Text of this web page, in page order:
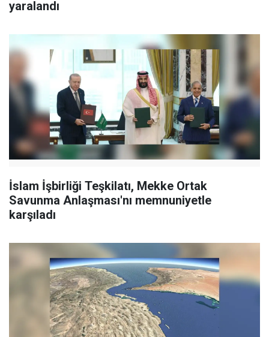
yaralandı
İslam İşbirliği Teşkilatı, Mekke Ortak
Savunma Anlaşması'nı memnuniyetle
karşıladı